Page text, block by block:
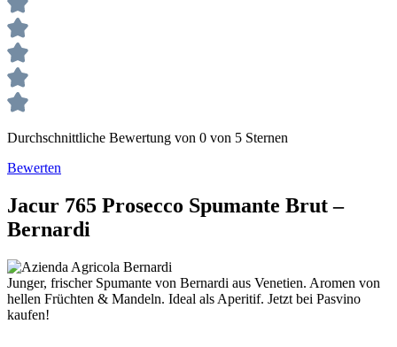
Durchschnittliche Bewertung von 0 von 5 Sternen
Bewerten
Jacur 765 Prosecco Spumante Brut –
Bernardi
Junger, frischer Spumante von Bernardi aus Venetien. Aromen von
hellen Früchten & Mandeln. Ideal als Aperitif. Jetzt bei Pasvino
kaufen!